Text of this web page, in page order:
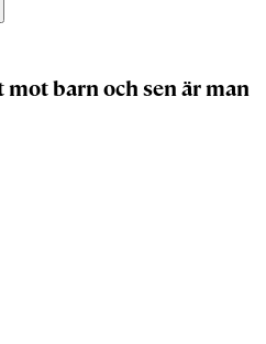
barn och sen är man